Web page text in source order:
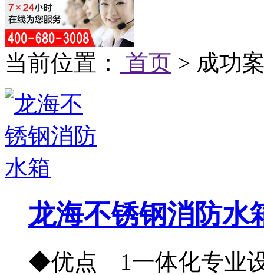
当前位置： 首页 > 成功
龙海不锈钢消防水
◆优点 1一体化专业